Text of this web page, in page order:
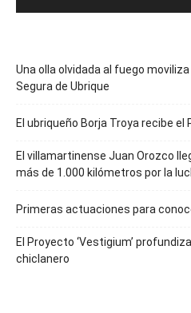
Una olla olvidada al fuego
Segura de Ubrique
El ubriqueño Borja Troya recibe
El villamartinense Juan Orozco
más de 1.000 kilómetros por la
Primeras actuaciones para
El Proyecto ‘Vestigium’
chiclanero